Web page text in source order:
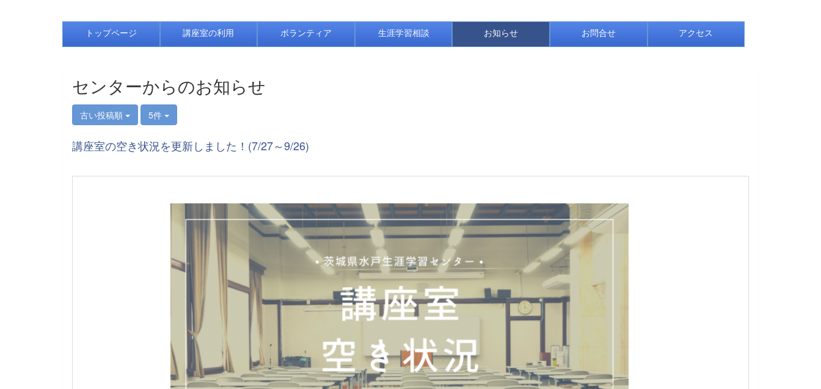
トップページ 講座室の利用 ボランティア 生涯学習相談 お知らせ お問合せ アクセス
センターからのお知らせ
古い投稿順 5件
講座室の空き状況を更新しました！(7/27～9/26)